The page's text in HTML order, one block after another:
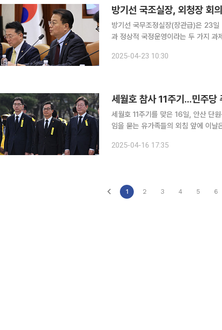
방기선 국무조정실장(장관급)은 23
과 정상적 국정운영이라는 두 가지 과제를
청들과 국정에 대한 인식을 공유하고
2025-04-23 10:30
세월호 참사 11주기...민주
세월호 11주기를 맞은 16일, 안산 단
임을 묻는 유가족들의 외침 앞에 이날은
위로했다. 대통령이 되겠다고 나선 이
2025-04-16 17:35
1 2 3 4 5 6